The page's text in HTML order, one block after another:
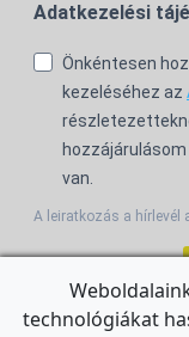
Adatkezelési
Önkéntesen
kezeléséhez az
van.
A leiratkozás a hírlevél
technológiákat